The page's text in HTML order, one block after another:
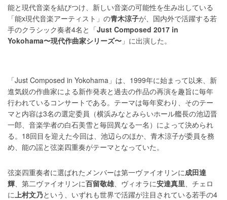
能と現代音楽を結びつけ、新しい音楽の可能性を生み出している
「能x現代音楽アーティスト」の青木涼子が、国内外で活躍する若
手のクラシック奏者4名と「Just Composed 2017 in
Yokohama〜現代作曲家シリーズ〜 」に出演した。
「Just Composed in Yokohama」は、1999年に始まって以来、新
進気鋭の作曲家による新作発表と過去の作品の再演を趣旨に毎年
行われているコンサートである。テーマは毎年変わり、そのテー
マと内容は3名の選定委員（横浜みなとみらいホール艦長の池辺晋
一郎、音楽学者の白石美雪と毎回異なる一名）によって決められ
る。18回目を迎えた今回は、池辺らのほか、青木涼子が委員を務
め、能の謡と弦楽四重奏がテーマとなっていた。
弦楽四重奏者に選ばれたメンバーは第一ヴァイオリンに成田達
輝、第二ヴァイオリンに百留敬雄、ヴィオラに安達真里、チェロ
に上村文乃という、いずれも世界で活躍が注目されている若手の4